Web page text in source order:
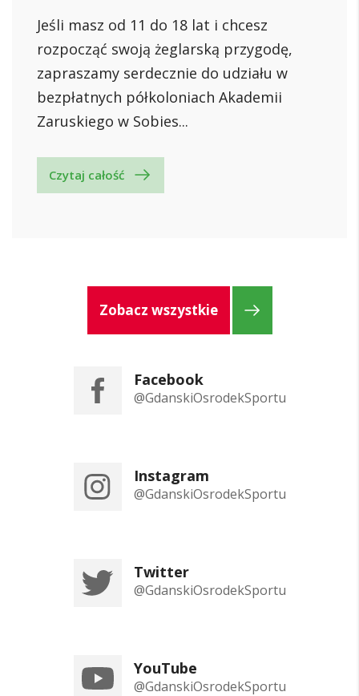
Jeśli masz od 11 do 18 lat i chcesz
rozpocząć swoją żeglarską przygodę,
zapraszamy serdecznie do udziału w
bezpłatnych półkoloniach Akademii
Zaruskiego w Sobies...
Czytaj całość
Zobacz wszystkie
Facebook
@GdanskiOsrodekSportu
Instagram
@GdanskiOsrodekSportu
Twitter
@GdanskiOsrodekSportu
YouTube
@GdanskiOsrodekSportu